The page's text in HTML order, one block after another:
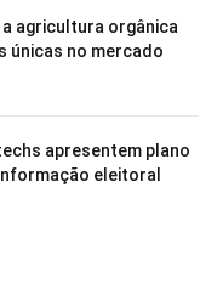
agricultura orgânica
únicas no mercado
apresentem plano
eleitoral